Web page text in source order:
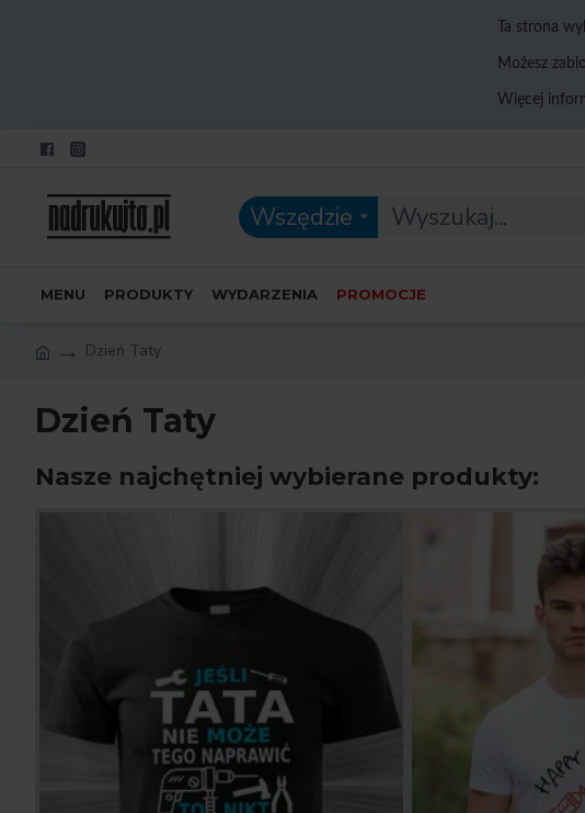
Ta strona
Możesz
Więcej
Wszędzie
MENU PRODUKTY WYDARZENIA PROMOCJE
Dzień Taty
Dzień Taty
Nasze najchętniej wybierane produkty: